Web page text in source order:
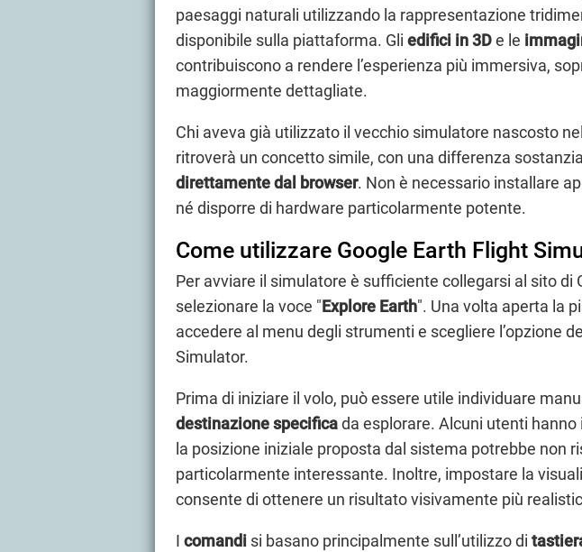
paesaggi naturali utilizzando la rappresentazione
disponibile sulla piattaforma. Gli edifici in 3De le
contribuiscono a rendere l’esperienza più immersiva,
maggiormente dettagliate.
Chi aveva già utilizzato il vecchio simulatore nascosto
ritroverà un concetto simile, con una differenza
direttamente dal browser. Non è necessario installare
né disporre di hardware particolarmente potente.
Come utilizzare Google Earth Flight
Per avviare il simulatore è sufficiente collegarsi al sito di
selezionare la voce "Explore Earth". Una volta aperta la
accedere al menu degli strumenti e scegliere l’opzione
Simulator.
Prima di iniziare il volo, può essere utile individuare
destinazione specificada esplorare. Alcuni utenti
la posizione iniziale proposta dal sistema potrebbe non
particolarmente interessante. Inoltre, impostare la
consente di ottenere un risultato visivamente più
I comandi si basano principalmente sull’utilizzo di